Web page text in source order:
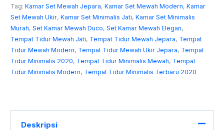
Tag:Kamar Set Mewah Jepara,Kamar Set Mewah Modern,Kamar
Set Mewah Ukir,Kamar Set Minimalis Jati,Kamar Set Minimalis
Murah,Set Kamar Mewah Duco,Set Kamar Mewah Elegan,
Tempat Tidur Mewah Jati, Tempat Tidur Mewah Jepara, Tempat
Tidur Mewah Modern, Tempat Tidur Mewah Ukir Jepara, Tempat
Tidur Minimalis 2020, Tempat Tidur Minimalis Mewah, Tempat
Tidur Minimalis Modern, Tempat Tidur Minimalis Terbaru 2020
Deskripsi